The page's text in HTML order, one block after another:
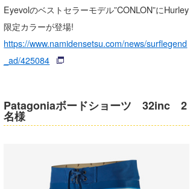
Eyevolのベストセラーモデル”CONLON”にHurley
限定カラーが登場!
https://www.namidensetsu.com/news/surflegend
_ad/425084
Patagoniaボードショーツ 32inc 2
名様